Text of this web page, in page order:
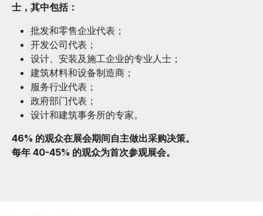
士，其中包括：
批发和零售企业代表；
开发公司代表；
设计、安装及施工企业的专业人士；
建筑材料和设备制造商；
服务行业代表；
政府部门代表；
设计和建筑事务所的专家。
46% 的观众在展会期间自主做出采购决策。
每年 40-45% 的观众为首次参观展会。